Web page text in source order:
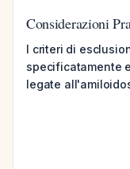
Considerazioni
I criteri di
specificatamente
legate